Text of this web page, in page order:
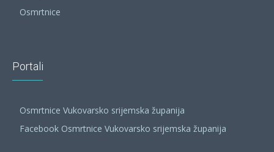
Osmrtnice
Portali
Osmrtnice Vukovarsko srijemska županija
Facebook Osmrtnice Vukovarsko srijemska županija